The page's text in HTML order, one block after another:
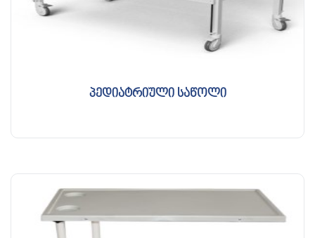
პედიატრიული საწოლი